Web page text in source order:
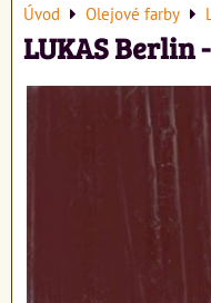
Úvod Olejové farby
LUKAS Berlin